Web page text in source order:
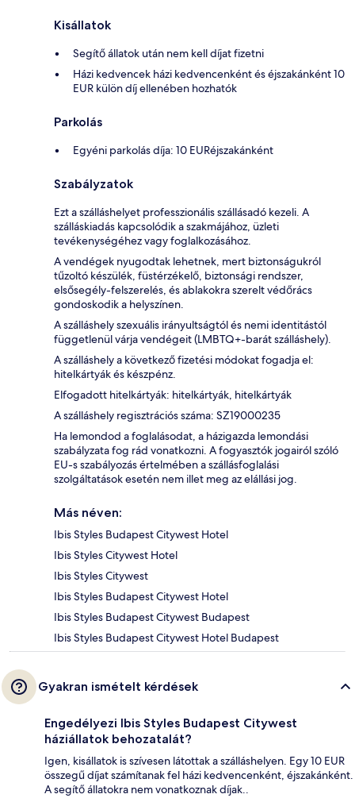
Kisállatok
Segítő állatok után nem kell díjat fizetni
Házi kedvencek házi kedvencenként és éjszakánként 10
EUR külön díj ellenében hozhatók
Parkolás
Egyéni parkolás díja: 10 EURéjszakánként
Szabályzatok
Ezt a szálláshelyet professzionális szállásadó kezeli. A
szálláskiadás kapcsolódik a szakmájához, üzleti
tevékenységéhez vagy foglalkozásához.
A vendégek nyugodtak lehetnek, mert biztonságukról
tűzoltó készülék, füstérzékelő, biztonsági rendszer,
elsősegély-felszerelés, és ablakokra szerelt védőrács
gondoskodik a helyszínen.
A szálláshely szexuális irányultságtól és nemi identitástól
függetlenül várja vendégeit (LMBTQ+-barát szálláshely).
A szálláshely a következő fizetési módokat fogadja el:
hitelkártyák és készpénz.
Elfogadott hitelkártyák: hitelkártyák, hitelkártyák
A szálláshely regisztrációs száma: SZ19000235
Ha lemondod a foglalásodat, a házigazda lemondási
szabályzata fog rád vonatkozni. A fogyasztók jogairól szóló
EU-s szabályozás értelmében a szállásfoglalási
szolgáltatások esetén nem illet meg az elállási jog.
Más néven:
Ibis Styles Budapest Citywest Hotel
Ibis Styles Citywest Hotel
Ibis Styles Citywest
Ibis Styles Budapest Citywest Hotel
Ibis Styles Budapest Citywest Budapest
Ibis Styles Budapest Citywest Hotel Budapest
Gyakran ismételt kérdések
Engedélyezi Ibis Styles Budapest Citywest
háziállatok behozatalát?
Igen, kisállatok is szívesen látottak a szálláshelyen. Egy 10 EUR
összegű díjat számítanak fel házi kedvencenként, éjszakánként.
A segítő állatokra nem vonatkoznak díjak..